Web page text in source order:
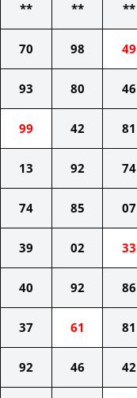
** ** **
70 98 49
93 80 46
99 42 81
13 92 74
74 85 07
39 02 33
40 92 86
37 61 81
92 46 42